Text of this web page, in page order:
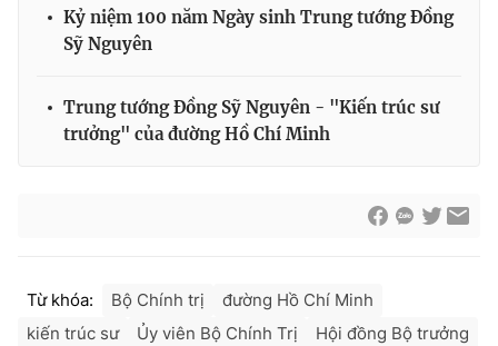
Kỷ niệm 100 năm Ngày sinh Trung tướng Đồng
Sỹ Nguyên
Trung tướng Đồng Sỹ Nguyên - "Kiến trúc sư
trưởng" của đường Hồ Chí Minh
Từ khóa: Bộ Chính trị
đường Hồ Chí Minh
kiến trúc sư
Ủy viên Bộ Chính Trị Hội đồng Bộ trưởng